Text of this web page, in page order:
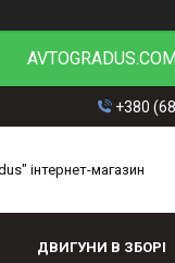
+380
інтернет-магазин
ДВИГУНИ В ЗБОРІ